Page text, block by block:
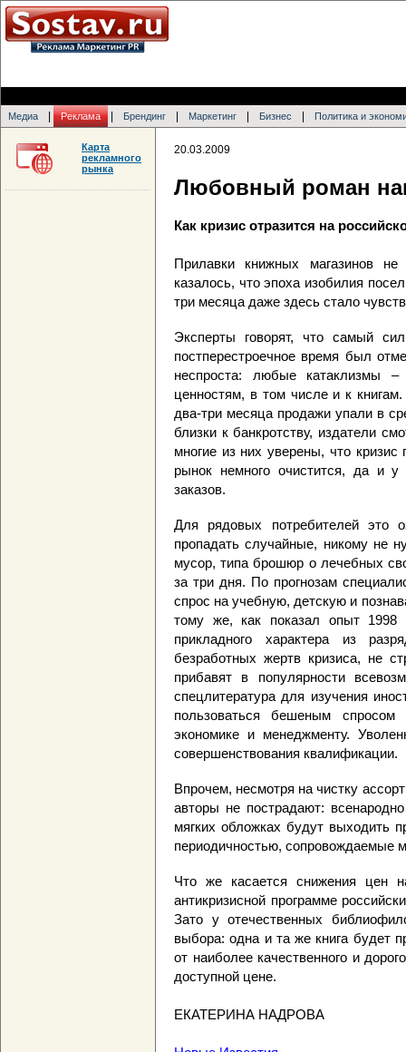
Медиа Реклама Брендинг Маркетинг Бизнес Политика и
20.03.2009
Любовный роман
Как кризис отразится на
Прилавки книжных магазинов
казалось, что эпоха изобилия
три месяца даже здесь стало
Эксперты говорят, что самый
постперестроечное время был
неспроста: любые катаклизмы
ценностям, в том числе и к
два-три месяца продажи упали в
близки к банкротству, издатели
многие из них уверены, что
рынок немного очистится, да и у
заказов.
Для рядовых потребителей это
пропадать случайные, никому не
мусор, типа брошюр о лечебных
за три дня. По прогнозам
спрос на учебную, детскую и
тому же, как показал опыт 1998
прикладного характера из
безработных жертв кризиса, не
прибавят в популярности
спецлитература для изучения
пользоваться бешеным
экономике и менеджменту.
совершенствования квалификации.
Впрочем, несмотря на чистку
авторы не пострадают:
мягких обложках будут выходить
периодичностью, сопровождаемые
Что же касается снижения цен
антикризисной программе
Зато у отечественных
выбора: одна и та же книга будет
от наиболее качественного и
доступной цене.
ЕКАТЕРИНА НАДРОВА
Карта
рекламного
рынка